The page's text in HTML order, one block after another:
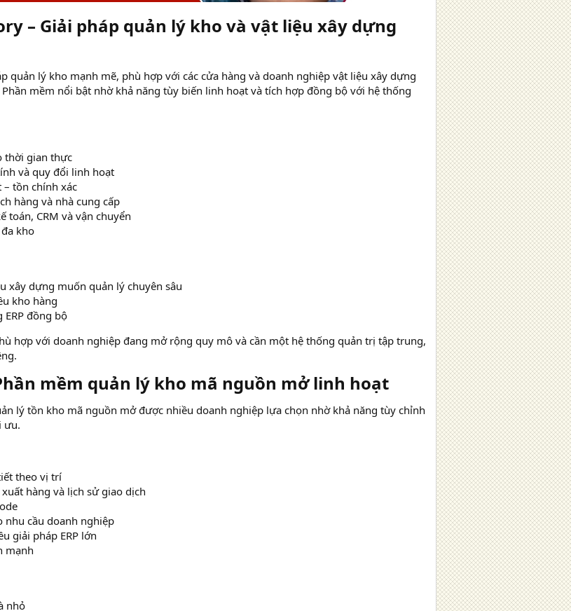
– Giải pháp quản lý kho và vật liệu xây dựng
quản lý kho mạnh mẽ, phù hợp với các cửa hàng và doanh nghiệp vật liệu xây dựng
mềm nổi bật nhờ khả năng tùy biến linh hoạt và tích hợp đồng bộ với hệ thống
thời gian thực
và quy đổi linh hoạt
– tồn chính xác
hàng và nhà cung cấp
toán, CRM và vận chuyển
kho
xây dựng muốn quản lý chuyên sâu
kho hàng
ERP đồng bộ
hợp với doanh nghiệp đang mở rộng quy mô và cần một hệ thống quản trị tập trung,
mềm quản lý kho mã nguồn mở linh hoạt​
lý tồn kho mã nguồn mở được nhiều doanh nghiệp lựa chọn nhờ khả năng tùy chỉnh
ưu.
theo vị trí
hàng và lịch sử giao dịch
nhu cầu doanh nghiệp
giải pháp ERP lớn
mạnh
nhỏ